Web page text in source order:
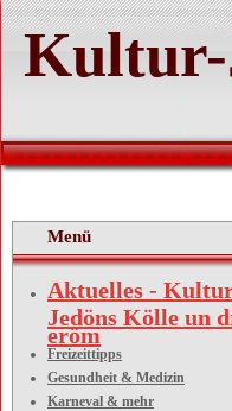
Kultur-
Menü
Aktuelles -
Jedöns Kölle un
eröm
Freizeittipps
Gesundheit & Medizin
Karneval & mehr